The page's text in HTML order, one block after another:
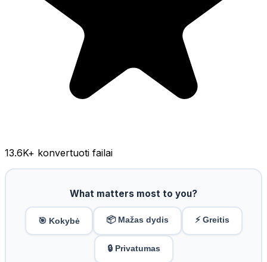
13.6K+ konvertuoti failai
What matters most to you?
🎯 Kokybė 📦 Mažas dydis ⚡ Greitis
🔒 Privatumas